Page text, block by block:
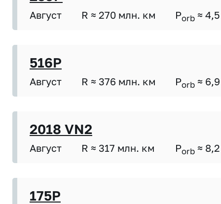
Август R ≈ 270 млн. км Porb ≈ 4,5
516P
Август R ≈ 376 млн. км Porb ≈ 6,9
2018 VN2
Август R ≈ 317 млн. км Porb ≈ 8,2
175P